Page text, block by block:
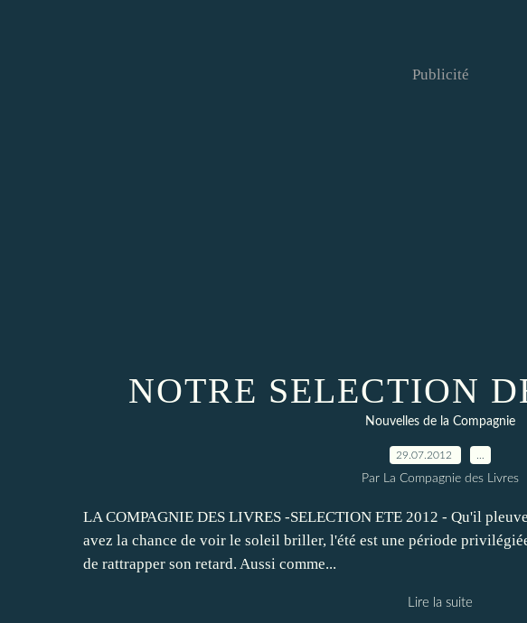
Publicité
NOTRE SELECTION
Nouvelles de la Compagnie
29.07.2012
Par La Compagnie des Livres
LA COMPAGNIE DES LIVRES -SELECTION ETE 2012 - Qu'il
avez la chance de voir le soleil briller, l'été est une période
de rattrapper son retard. Aussi comme...
Lire la suite